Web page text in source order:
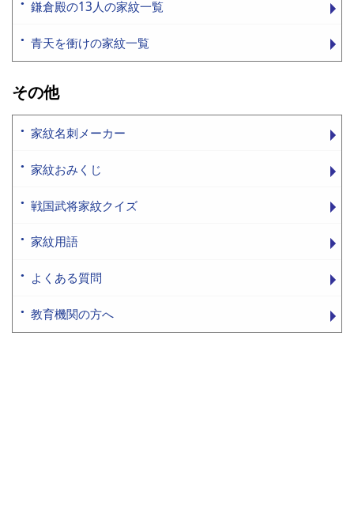
鎌倉殿の13人の家紋一覧
青天を衝けの家紋一覧
その他
家紋名刺メーカー
家紋おみくじ
戦国武将家紋クイズ
家紋用語
よくある質問
教育機関の方へ